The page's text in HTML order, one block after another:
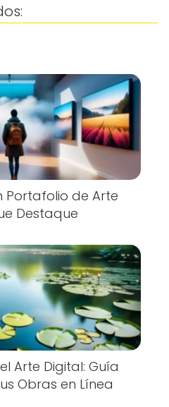
Portafolio de Arte
Destaque
Arte Digital: Guía
Obras en Línea